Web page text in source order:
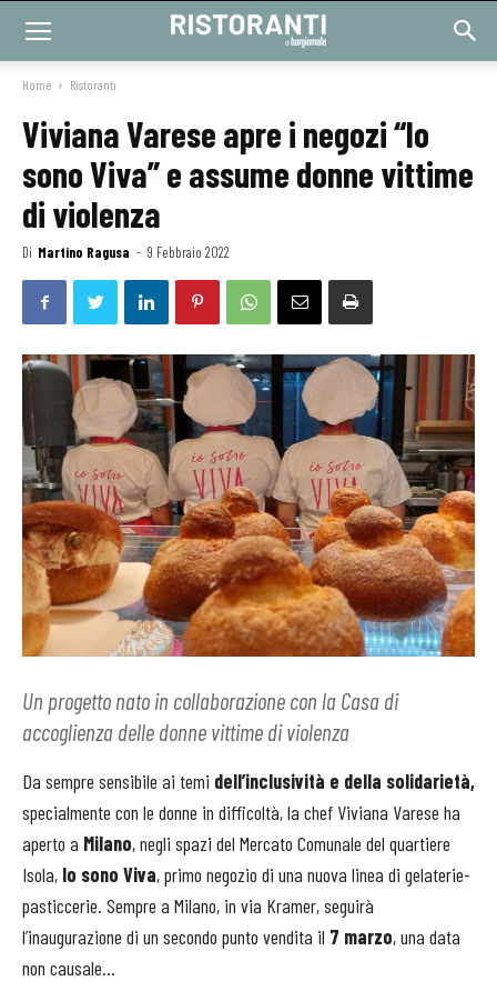
Home Ristoranti
Viviana Varese apre i negozi “Io
sono Viva” e assume donne vittime
di violenza
Di Martino Ragusa - 9 Febbraio 2022
Un progetto nato in collaborazione con la Casa di
accoglienza delle donne vittime di violenza
Da sempre sensibile ai temi dell’inclusività e della solidarietà,
specialmente con le donne in difficoltà, la chef Viviana Varese ha
aperto a Milano, negli spazi del Mercato Comunale del quartiere
Isola, Io sono Viva, primo negozio di una nuova linea di gelaterie-
pasticcerie. Sempre a Milano, in via Kramer, seguirà
l’inaugurazione di un secondo punto vendita il 7 marzo, una data
non causale...